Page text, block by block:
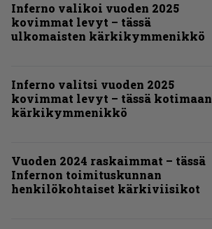
Inferno valikoi vuoden 2025
kovimmat levyt – tässä
ulkomaisten kärkikymmenikkö
Inferno valitsi vuoden 2025
kovimmat levyt – tässä kotimaan
kärkikymmenikkö
Vuoden 2024 raskaimmat – tässä
Infernon toimituskunnan
henkilökohtaiset kärkiviisikot